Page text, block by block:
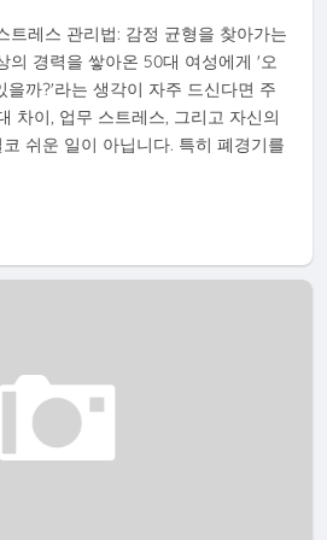
트레스 관리법: 감정 균형을 찾아가는
의 경력을 쌓아온 50대 여성에게 '오
을까?'라는 생각이 자주 드신다면 주
차이, 업무 스트레스, 그리고 자신의
쉬운 일이 아닙니다. 특히 폐경기를